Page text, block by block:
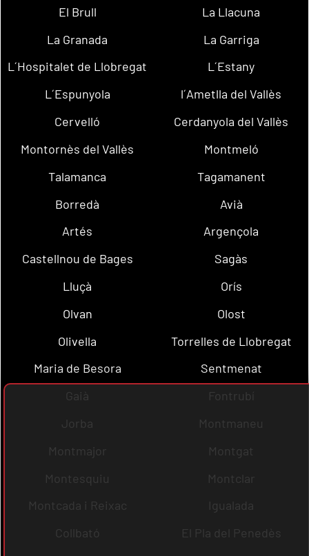
El Brull
La Llacuna
La Granada
La Garriga
L´Hospitalet de Llobregat
L´Estany
L´Espunyola
l´Ametlla del Vallès
Cervelló
Cerdanyola del Vallès
Montornès del Vallès
Montmeló
Talamanca
Tagamanent
Borredà
Avià
Artés
Argençola
Castellnou de Bages
Sagàs
Lluçà
Orís
Olvan
Olost
Olivella
Torrelles de Llobregat
Maria de Besora
Sentmenat
Gaià
Fontrubí
Jorba
Montmaneu
Montmajor
Montgat
Montesquiu
Montclar
Montcada i Reixac
Igualada
Collbató
El Pla del Penedès